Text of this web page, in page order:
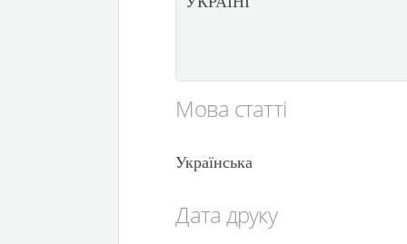
Мова статті
Українська
Дата друку